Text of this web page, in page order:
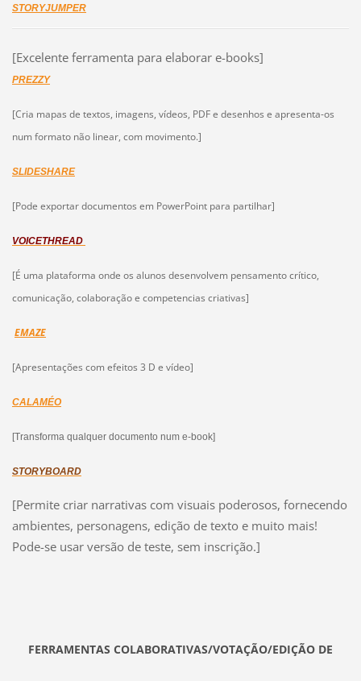
STORYJUMPER
[Excelente ferramenta para elaborar e-books]
PREZZY
[Cria mapas de textos, imagens, vídeos, PDF e desenhos e apresenta-os
num formato não linear, com movimento.]
SLIDESHARE
[Pode exportar documentos em PowerPoint para partilhar]
VOICETHREAD
[É uma plataforma onde os alunos desenvolvem pensamento crítico,
comunicação, colaboração e competencias criativas]
EMAZE
[Apresentações com efeitos 3 D e vídeo]
CALAMÉO
[Transforma qualquer documento num e-book]
STORYBOARD
[Permite criar narrativas com visuais poderosos, fornecendo
ambientes, personagens, edição de texto e muito mais!
Pode-se usar versão de teste, sem inscrição.]
FERRAMENTAS COLABORATIVAS/VOTAÇÃO/EDIÇÃO DE